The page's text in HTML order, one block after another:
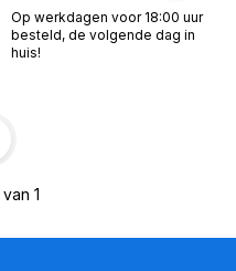
Op werkdagen voor 18:00 uur
besteld, de volgende dag in
huis!
1